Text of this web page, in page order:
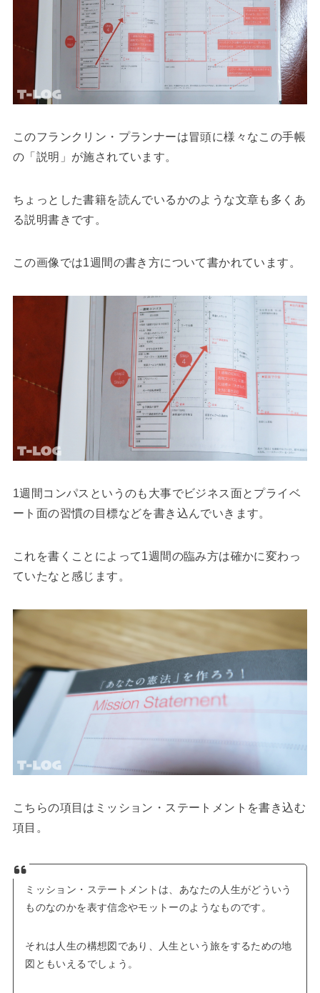
このフランクリン・プランナーは冒頭に様々なこの手帳
の「説明」が施されています。
ちょっとした書籍を読んでいるかのような文章も多くあ
る説明書きです。
この画像では1週間の書き方について書かれています。
1週間コンパスというのも大事でビジネス面とプライベ
ート面の習慣の目標などを書き込んでいきます。
これを書くことによって1週間の臨み方は確かに変わっ
ていたなと感じます。
こちらの項目はミッション・ステートメントを書き込む
項目。
ミッション・ステートメントは、あなたの人生がどういう
ものなのかを表す信念やモットーのようなものです。
それは人生の構想図であり、人生という旅をするための地
図ともいえるでしょう。